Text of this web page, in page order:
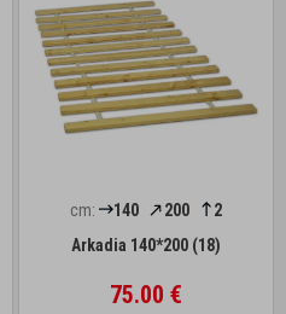
cm: 140 200
2
Arkadia 140*200 (18)
75.00 €